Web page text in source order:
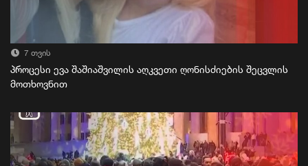
7 თვის
პროცესი ევა შაშიაშვილის აღკვეთი ღონისძიების შეცვლის
მოთხოვნით